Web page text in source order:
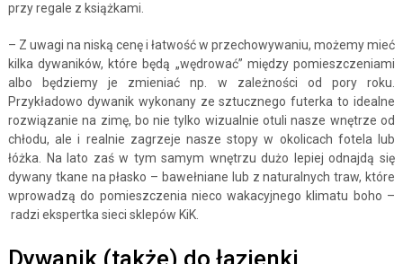
przy regale z książkami.
– Z uwagi na niską cenę i łatwość w przechowywaniu, możemy mieć
kilka dywaników, które będą „wędrować” między pomieszczeniami
albo będziemy je zmieniać np. w zależności od pory roku.
Przykładowo dywanik wykonany ze sztucznego futerka to idealne
rozwiązanie na zimę, bo nie tylko wizualnie otuli nasze wnętrze od
chłodu, ale i realnie zagrzeje nasze stopy w okolicach fotela lub
łóżka. Na lato zaś w tym samym wnętrzu dużo lepiej odnajdą się
dywany tkane na płasko – bawełniane lub z naturalnych traw, które
wprowadzą do pomieszczenia nieco wakacyjnego klimatu boho –
radzi ekspertka sieci sklepów KiK.
Dywanik (także) do łazienki